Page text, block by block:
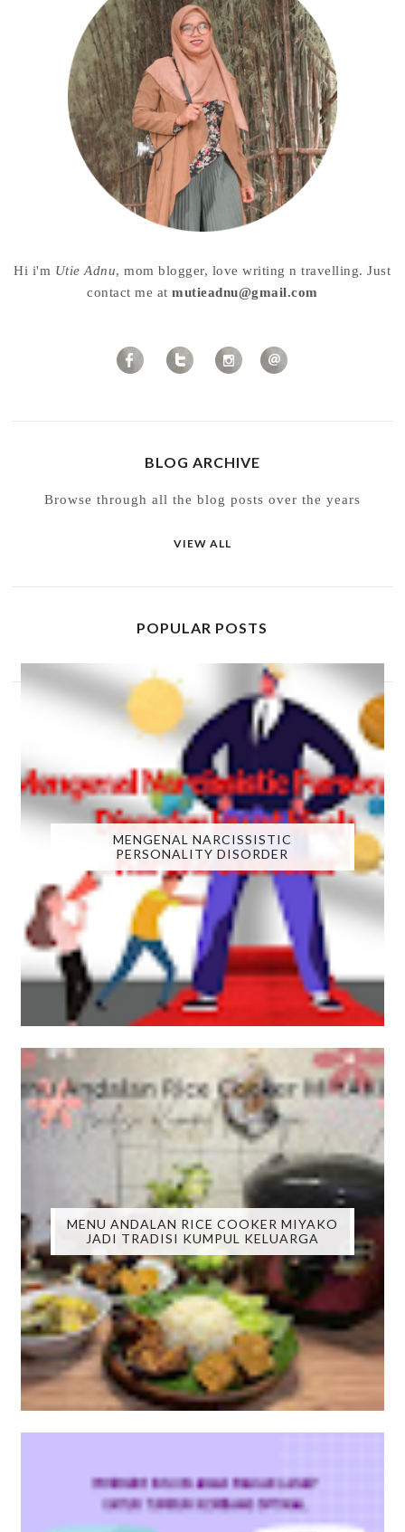
Hi i'm Utie Adnu, mom blogger, love writing n travelling. Just
contact me atmutieadnu@gmail.com
BLOG ARCHIVE
Browse through all the blog posts over the years
VIEW ALL
POPULAR POSTS
MENGENAL NARCISSISTIC
PERSONALITY DISORDER
MENU ANDALAN RICE COOKER MIYAKO
JADI TRADISI KUMPUL KELUARGA